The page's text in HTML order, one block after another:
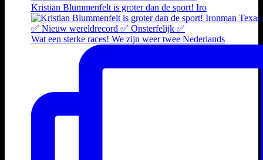
Kristian Blummenfelt is groter dan de sport! Iro
Wat een sterke races! We zijn weer twee Nederlands